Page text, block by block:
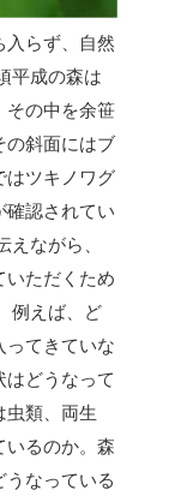
入らず、自然
平成の森は
その中を余笹
の斜面にはブ
はツキノワグ
確認されてい
ながら、
いただくため
例えば、ど
ってきていな
はどうなって
虫類、両生
いるのか。森
なっている